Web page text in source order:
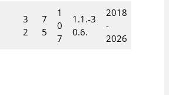
3
2
7
5
1
0
7
1.1.-3
0.6.
2018
-
2026